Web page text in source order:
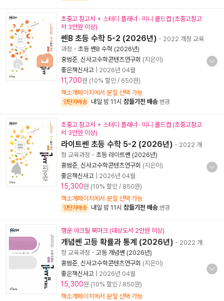
초중고 참고서 + 스터디 플래너 · 미니 콜드컵 (초중고참고
서 3만원 이상)
쎈B 초등 수학 5-2 (2026년) - 2022 개정 교육
과정 - 초등 쎈B 수학 (2026년)
홍범준 신사고수학콘텐츠연구회 (지은이)
좋은책신사고
2026년 04월
11,700원 (10% 할인 / 650원)
책소개페이지에서 분철 선택 가능
양탄자배송 내일 밤 11시 잠들기전 배송 변경
초중고 참고서 + 스터디 플래너 · 미니 콜드컵 (초중고참고
서 3만원 이상)
라이트쎈 초등 수학 5-2 (2026년) - 2022 개
정 교육과정 - 초등 라이트쎈 (2026년)
홍범준 신사고수학콘텐츠연구회 (지은이)
좋은책신사고
2026년 04월
15,300원 (10% 할인 / 850원)
책소개페이지에서 분철 선택 가능
양탄자배송 내일 밤 11시 잠들기전 배송 변경
행운 아크릴 북마크 (대상도서 2만원 이상)
개념쎈 고등 확률과 통계 (2026년) - 2022 개
정 교육과정 - 고등 개념쎈 (2026년)
홍범준 신사고수학콘텐츠연구회 (지은이)
좋은책신사고
2026년 04월
15,300원 (10% 할인 / 850원)
책소개페이지에서 분철 선택 가능